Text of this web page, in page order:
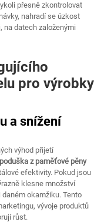
přesně zkontrolovat
nahradí se úzkost
na datech založenými
pro výrobky
a snížení
výhod přijetí
poduška z paměťové pěny
efektivity. Pokud jsou
klesne množství
okamžiku. Tento
vývoje produktů
růst.